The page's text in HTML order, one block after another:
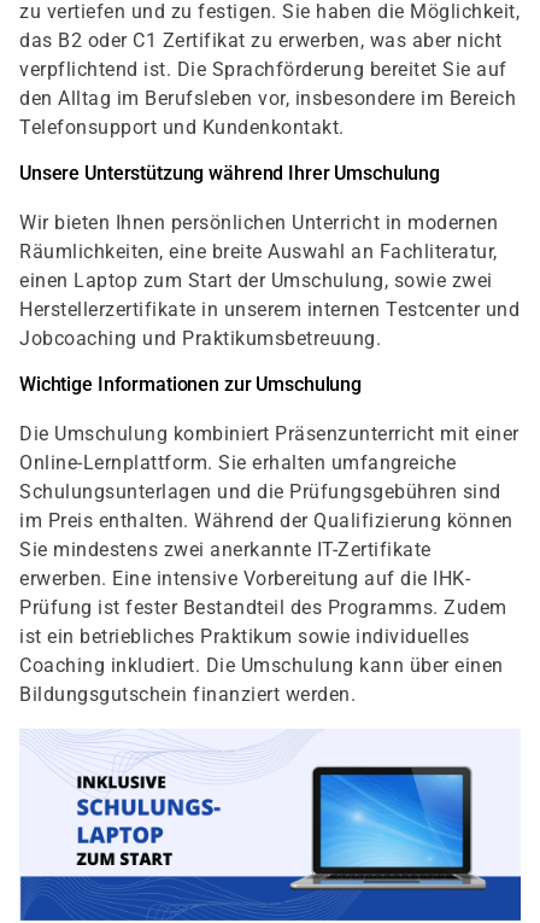
zu vertiefen und zu festigen. Sie haben die Möglichkeit,
das B2 oder C1 Zertifikat zu erwerben, was aber nicht
verpflichtend ist. Die Sprachförderung bereitet Sie auf
den Alltag im Berufsleben vor, insbesondere im Bereich
Telefonsupport und Kundenkontakt.
Unsere Unterstützung während Ihrer Umschulung
Wir bieten Ihnen persönlichen Unterricht in modernen
Räumlichkeiten, eine breite Auswahl an Fachliteratur,
einen Laptop zum Start der Umschulung, sowie zwei
Herstellerzertifikate in unserem internen Testcenter und
Jobcoaching und Praktikumsbetreuung.
Wichtige Informationen zur Umschulung
Die Umschulung kombiniert Präsenzunterricht mit einer
Online-Lernplattform. Sie erhalten umfangreiche
Schulungsunterlagen und die Prüfungsgebühren sind
im Preis enthalten. Während der Qualifizierung können
Sie mindestens zwei anerkannte IT-Zertifikate
erwerben. Eine intensive Vorbereitung auf die IHK-
Prüfung ist fester Bestandteil des Programms. Zudem
ist ein betriebliches Praktikum sowie individuelles
Coaching inkludiert. Die Umschulung kann über einen
Bildungsgutschein finanziert werden.